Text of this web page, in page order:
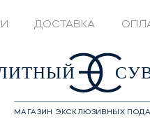
ДОСТАВКА
МАГАЗИН ЭКСКЛЮЗИВНЫХ